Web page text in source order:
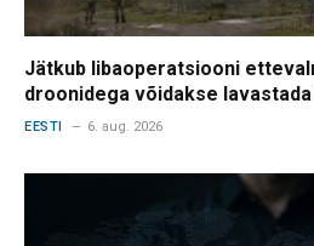
Jätkub libaoperatsiooni
droonidega võidakse
EESTI 6. aug. 2026